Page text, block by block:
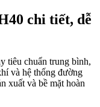
chi tiết, dễ
tiêu chuẩn trung bình,
và hệ thống đường
xuất và bề mặt hoàn